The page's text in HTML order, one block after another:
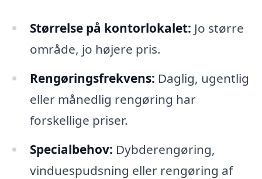
Størrelse på kontorlokalet: Jo større
område, jo højere pris.
Rengøringsfrekvens: Daglig, ugentlig
eller månedlig rengøring har
forskellige priser.
Specialbehov: Dybderengøring,
vinduespudsning eller rengøring af